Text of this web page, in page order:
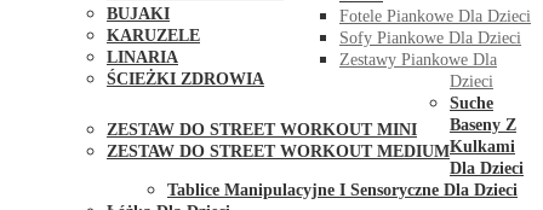
BUJAKI
KARUZELE
LINARIA
ŚCIEŻKI ZDROWIA
ZESTAW DO STREET WORKOUT MINI
ZESTAW DO STREET WORKOUT MEDIUM
Fotele Piankowe Dla Dzieci
Sofy Piankowe Dla Dzieci
Zestawy Piankowe Dla
Dzieci
Suche
Baseny Z
Kulkami
Dla Dzieci
Tablice Manipulacyjne I Sensoryczne Dla Dzieci